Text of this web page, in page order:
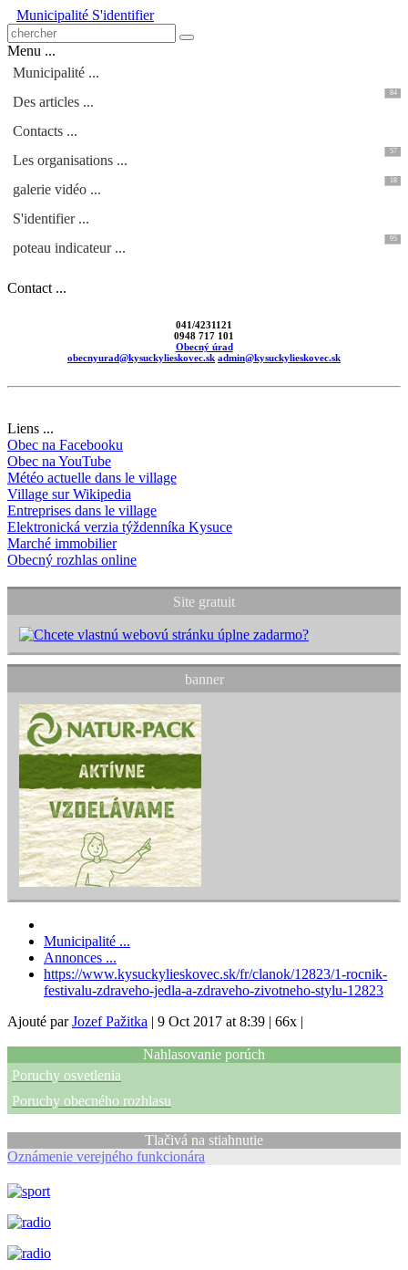
Municipalité S'identifier
Menu ...
Municipalité ...
Des articles ...
84
Contacts ...
Les organisations ...
57
galerie vidéo ...
18
S'identifier ...
poteau indicateur ...
95
Contact ...
041/4231121
0948 717 101
Obecný úrad
obecnyurad@kysuckylieskovec.sk admin@kysuckylieskovec.sk
Liens ...
Obec na Facebooku
Obec na YouTube
Météo actuelle dans le village
Village sur Wikipedia
Entreprises dans le village
Elektronická verzia týždenníka Kysuce
Marché immobilier
Obecný rozhlas online
Site gratuit
banner
Municipalité ...
Annonces ...
https://www.kysuckylieskovec.sk/fr/clanok/12823/1-rocnik-
festivalu-zdraveho-jedla-a-zdraveho-zivotneho-stylu-12823
Ajouté parJozef Pažitka | 9 Oct 2017 at 8:39 | 66x |
Nahlasovanie porúch
Poruchy osvetlenia
Poruchy obecného rozhlasu
Tlačivá na stiahnutie
Oznámenie verejného funkcionára